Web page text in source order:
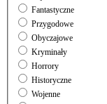
Fantastyczne
Przygodowe
Obyczajowe
Kryminały
Horrory
Historyczne
Wojenne